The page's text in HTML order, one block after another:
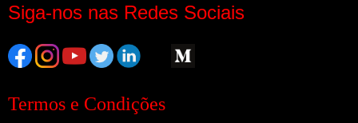
Siga-nos nas Redes Sociais
Termos e Condições